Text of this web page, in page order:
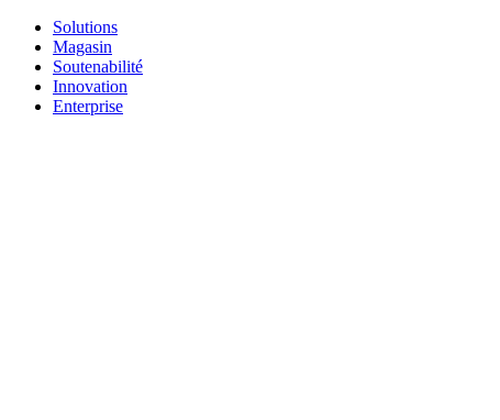
Solutions
Magasin
Soutenabilité
Innovation
Enterprise